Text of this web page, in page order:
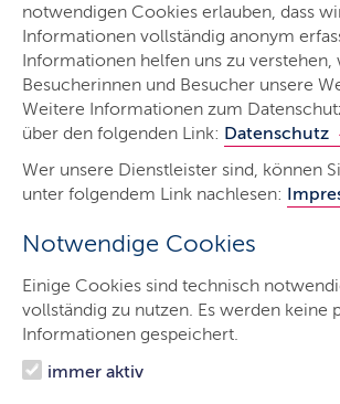
notwendigen Cookies erlauben, dass
Informationen vollständig anonym
Informationen helfen uns zu verstehen,
Besucherinnen und Besucher unsere
Weitere Informationen zum
über den folgenden Link: Datenschutz
Wer unsere Dienstleister sind, können
unter folgendem Link nachlesen:
Notwendige Cookies
Einige Cookies sind technisch
vollständig zu nutzen. Es werden keine
Informationen gespeichert.
immer aktiv
Landesvertretung in
Ministerien & Behörden
Start
Bevollmächtigte
Aufgaben
Gebäude